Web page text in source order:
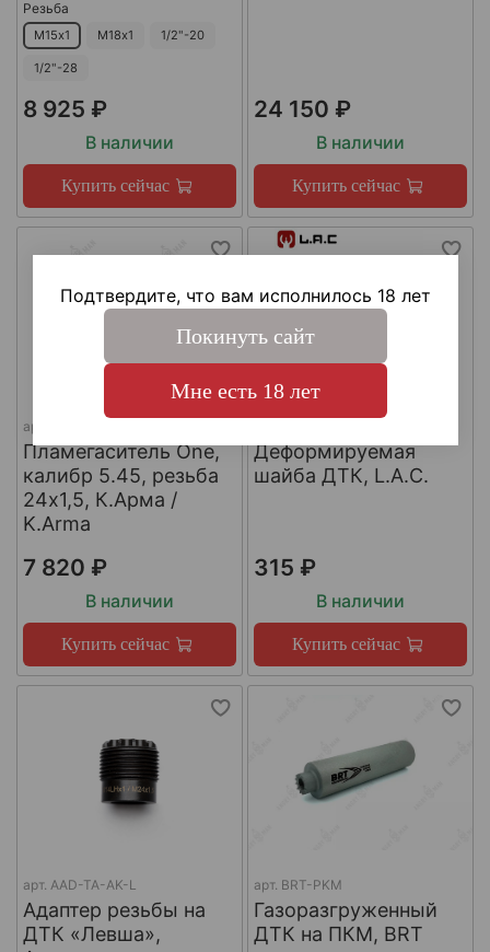
Резьба
М15х1 М18х1 1/2"-20
1/2"-28
8 925 ₽
В наличии
Купить сейчас
24 150 ₽
В наличии
Купить сейчас
арт.
Пламегаситель One,
калибр 5.45, резьба
24х1,5, К.Арма /
K.Arma
7 820 ₽
В наличии
Купить сейчас
Деформируемая
шайба ДТК, L.A.C.
315 ₽
В наличии
Купить сейчас
арт. AAD-TA-AK-L
Адаптер резьбы на
ДТК «Левша»,
арт. BRT-PKM
Газоразгруженный
ДТК на ПКМ, BRT
Подтвердите, что вам исполнилось 18 лет
Покинуть сайт
Мне есть 18 лет